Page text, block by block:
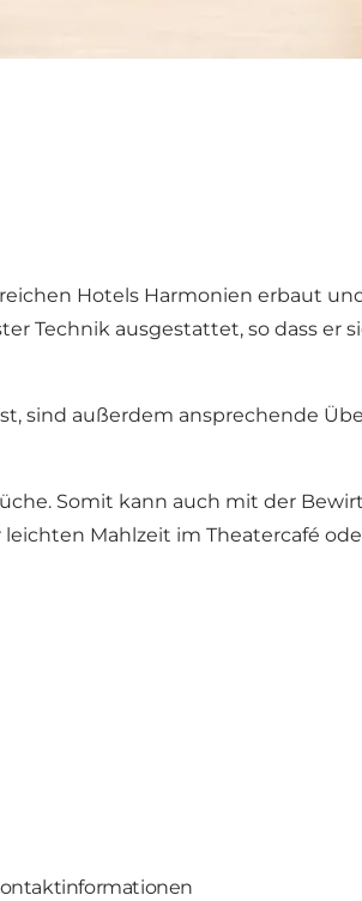
Hotels Harmonien erbaut
Technik ausgestattet, so dass er
sind außerdem ansprechende
Somit kann auch mit der
Mahlzeit im Theatercafé